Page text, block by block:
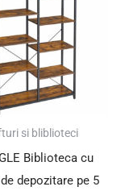
si bliblioteci
Biblioteca cu
depozitare pe 5